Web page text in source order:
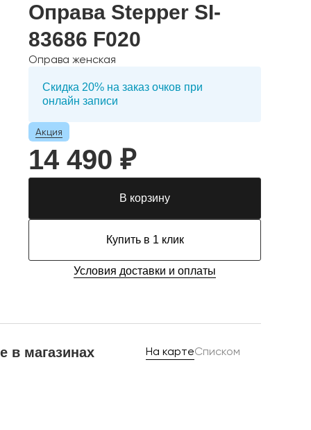
Оправа Stepper SI-
83686 F020
Оправа женская
Скидка 20% на заказ очков при
онлайн записи
Акция
14 490 ₽
В корзину
Купить в 1 клик
Условия доставки и оплаты
в магазинах На картеСписком